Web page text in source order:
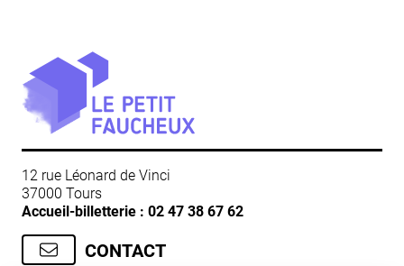
12 rue Léonard de Vinci
37000 Tours
Accueil-billetterie : 02 47 38 67 62
CONTACT